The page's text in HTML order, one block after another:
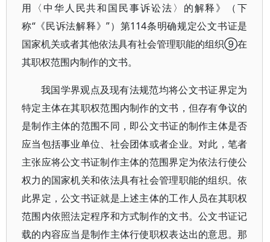
用〈中华人民共和国民事诉讼法〉的解释》（下
称“《民诉法解释》”）第114条明确规定公文书证是
国家机关或者其他依法具有社会管理职能的组织⑨在
其职权范围内制作的文书。
我国学界观点及现有法规范均将公文书证界定为
特定主体在其职权范围内制作的文书，但存有争议的
是制作主体的范围不同，即公文书证的制作主体是否
应当包括事业单位、社会团体或者企业。对此，笔者
主张应将公文书证制作主体的范围界定为依法行使公
权力的国家机关和依法具有社会管理职能的组织。依
此界定，公文书证就是上述主体的工作人员在其职权
范围内依照法定程序和方式制作的文书。公文书证记
载的内容应当是制作主体行使职权表达出的意思。那